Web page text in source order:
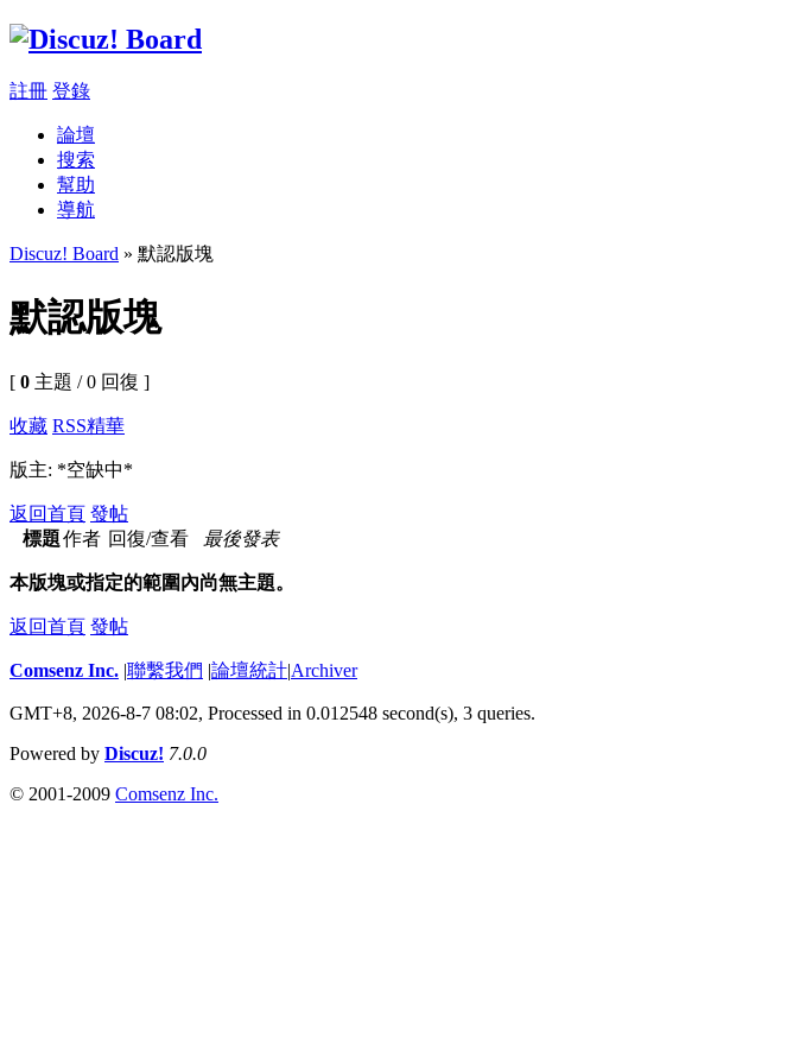
註冊 登錄
論壇
搜索
幫助
導航
Discuz! Board » 默認版塊
默認版塊
[ 0 主題 / 0 回復 ]
收藏 RSS精華
版主: *空缺中*
返回首頁 發帖
標題作者 回復/查看 最後發表
本版塊或指定的範圍內尚無主題。
返回首頁 發帖
Comsenz Inc. |聯繫我們 |論壇統計|Archiver
GMT+8, 2026-8-7 08:02, Processed in 0.012548 second(s), 3 queries.
Powered by Discuz! 7.0.0
© 2001-2009 Comsenz Inc.